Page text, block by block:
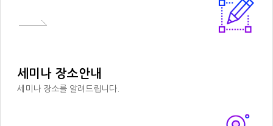
세미나 장소안내
세미나 장소를 알려드립니다.